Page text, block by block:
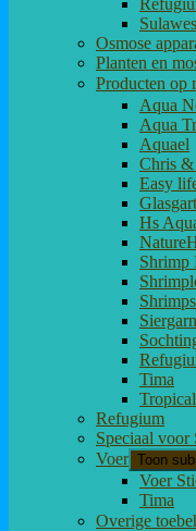
Osmose
Planten en
Producten op
Aqua
Aqua
Aquael
Chris &
Easy
Hs
Shrimp
Tima
Tropical
Refugium
Speciaal voor
Voer Toon
Voer
Tima
Overige